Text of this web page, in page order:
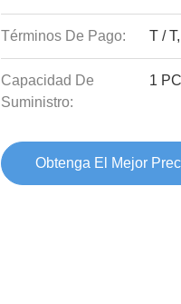
Términos De Pago: T / T,
Capacidad De
Suministro:
1 PC
Obtenga El Mejor